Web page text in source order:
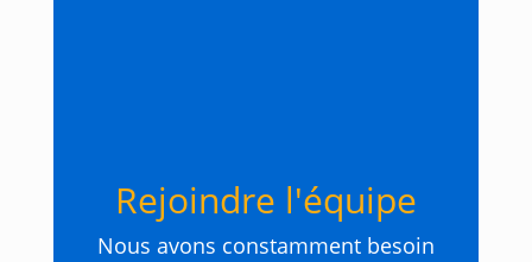
Rejoindre l'équipe
Nous avons constamment besoin